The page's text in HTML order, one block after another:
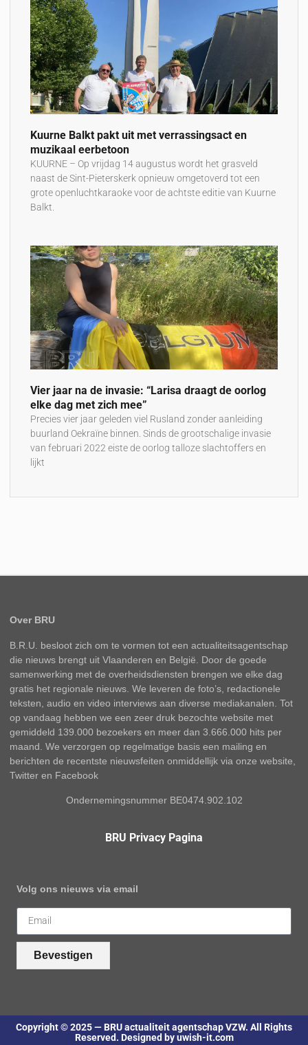
Kuurne Balkt pakt uit met verrassingsact en
muzikaal eerbetoon
KUURNE – Op vrijdag 14 augustus wordt het grasveld
naast de Sint-Pieterskerk opnieuw omgetoverd tot een
grote openluchtkaraoke voor de achtste editie van Kuurne
Balkt.
Vier jaar na de invasie: “Larisa draagt de oorlog
elke dag met zich mee”
Precies vier jaar geleden viel Rusland zonder aanleiding
buurland Oekraïne binnen. Sinds de grootschalige invasie
van februari 2022 eiste de oorlog talloze slachtoffers en
lijkt
Over BRU
B.R.U. besloot zich om te vormen tot een actualiteitsagentschap
die nieuws brengt uit Vlaanderen en België. Door de goede
samenwerking met de overheidsdiensten brengen we elke dag
gratis het regionale nieuws. We leveren de foto’s, redactionele
teksten, audio en video interviews aan diverse mediakanalen. Tot
op vandaag hebben we een zeer druk bezochte website met
gemiddeld 139.000 bezoekers en meer dan 3.666.000 hits per
maand. We verzorgen op regelmatige basis een mailing en
berichten de recentste nieuwsfeiten onmiddellijk via onze website,
Twitter en Facebook
Ondernemingsnummer BE0474.902.102
BRU Privacy Pagina
Volg ons nieuws via email
Bevestigen
Copyright © 2025 — BRU actualiteit agentschap VZW. All Rights
Reserved. Designed by uwish-it.com